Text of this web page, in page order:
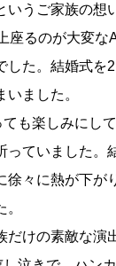
いうご家族の想
座るのが大変な
した。結婚式を
ました。
も楽しみにし
っていました。
徐々に熱が下が
だけの素敵な演